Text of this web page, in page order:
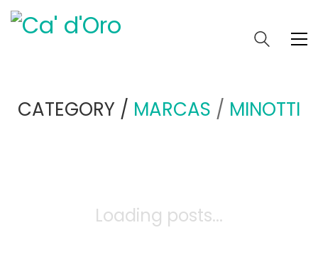
CATEGORY / MARCAS / MINOTTI
Loading posts...